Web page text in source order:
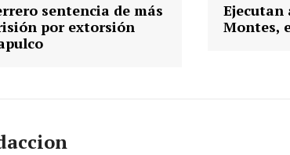
sentencia de más
por extorsión
Ejecutan
Montes,